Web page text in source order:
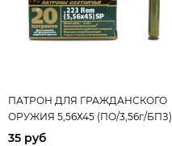
ПАТРОН ДЛЯ ГРАЖДАНСКОГО
ОРУЖИЯ 5,56Х45 (ПО/3,56г/БПЗ)
35 руб